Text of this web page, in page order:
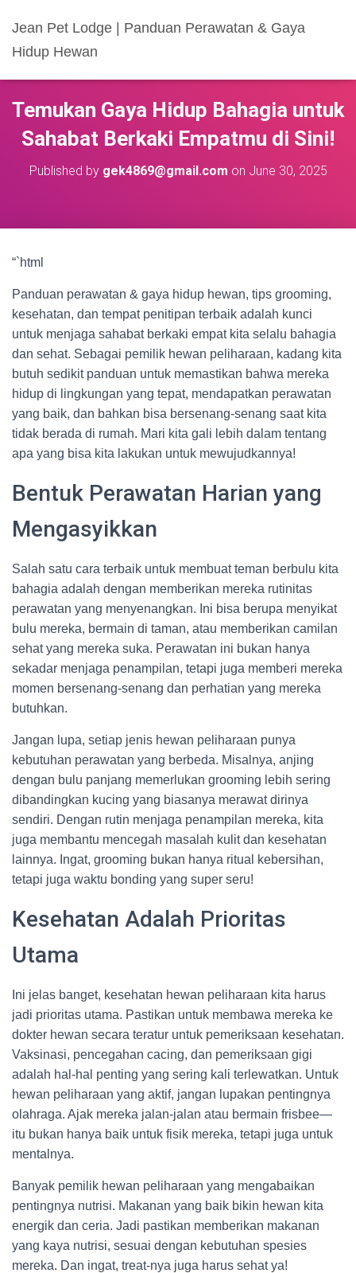
Jean Pet Lodge | Panduan Perawatan & Gaya
Hidup Hewan
Temukan Gaya Hidup Bahagia untuk
Sahabat Berkaki Empatmu di Sini!
Published by gek4869@gmail.com on June 30, 2025
“`html
Panduan perawatan & gaya hidup hewan, tips grooming,
kesehatan, dan tempat penitipan terbaik adalah kunci
untuk menjaga sahabat berkaki empat kita selalu bahagia
dan sehat. Sebagai pemilik hewan peliharaan, kadang kita
butuh sedikit panduan untuk memastikan bahwa mereka
hidup di lingkungan yang tepat, mendapatkan perawatan
yang baik, dan bahkan bisa bersenang-senang saat kita
tidak berada di rumah. Mari kita gali lebih dalam tentang
apa yang bisa kita lakukan untuk mewujudkannya!
Bentuk Perawatan Harian yang
Mengasyikkan
Salah satu cara terbaik untuk membuat teman berbulu kita
bahagia adalah dengan memberikan mereka rutinitas
perawatan yang menyenangkan. Ini bisa berupa menyikat
bulu mereka, bermain di taman, atau memberikan camilan
sehat yang mereka suka. Perawatan ini bukan hanya
sekadar menjaga penampilan, tetapi juga memberi mereka
momen bersenang-senang dan perhatian yang mereka
butuhkan.
Jangan lupa, setiap jenis hewan peliharaan punya
kebutuhan perawatan yang berbeda. Misalnya, anjing
dengan bulu panjang memerlukan grooming lebih sering
dibandingkan kucing yang biasanya merawat dirinya
sendiri. Dengan rutin menjaga penampilan mereka, kita
juga membantu mencegah masalah kulit dan kesehatan
lainnya. Ingat, grooming bukan hanya ritual kebersihan,
tetapi juga waktu bonding yang super seru!
Kesehatan Adalah Prioritas
Utama
Ini jelas banget, kesehatan hewan peliharaan kita harus
jadi prioritas utama. Pastikan untuk membawa mereka ke
dokter hewan secara teratur untuk pemeriksaan kesehatan.
Vaksinasi, pencegahan cacing, dan pemeriksaan gigi
adalah hal-hal penting yang sering kali terlewatkan. Untuk
hewan peliharaan yang aktif, jangan lupakan pentingnya
olahraga. Ajak mereka jalan-jalan atau bermain frisbee—
itu bukan hanya baik untuk fisik mereka, tetapi juga untuk
mentalnya.
Banyak pemilik hewan peliharaan yang mengabaikan
pentingnya nutrisi. Makanan yang baik bikin hewan kita
energik dan ceria. Jadi pastikan memberikan makanan
yang kaya nutrisi, sesuai dengan kebutuhan spesies
mereka. Dan ingat, treat-nya juga harus sehat ya!